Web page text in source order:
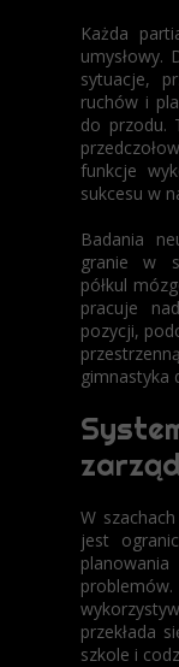
Każda
umysłowy.
sytuacje,
ruchów i
do przodu.
funkcje
sukcesu w
Badania
granie w
półkul
pracuje
pozycji,
gimnastyka
W
jest
przekłada
szkole i